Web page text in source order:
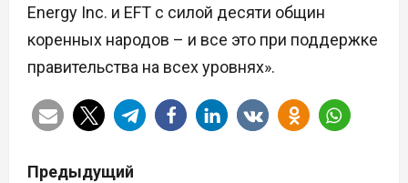
Energy Inc. и EFT с силой десяти общин
коренных народов – и все это при поддержке
правительства на всех уровнях».
Н
Предыдущий